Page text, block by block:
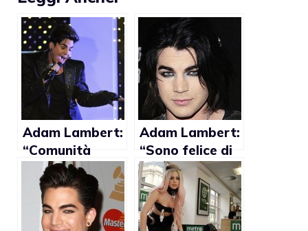
Adam Lambert:
“Comunità
GLBT non ama
le pop stars”
Adam Lambert:
“Sono felice di
utilizzare la mia
celebrità per
una buona
causa”